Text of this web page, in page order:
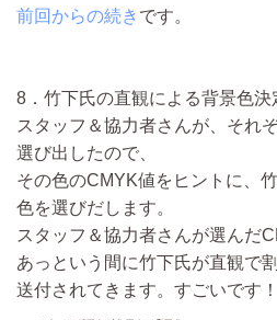
前回からの続き です。
8．竹下氏の直観による背景色決
スタッフ＆協力者さんが、それ
選び出したので、
その色のCMYK値をヒントに、
色を選びだします。
スタッフ＆協力者さんが選んだ
あっという間に竹下氏が直観で
送付されてきます。すごいです！